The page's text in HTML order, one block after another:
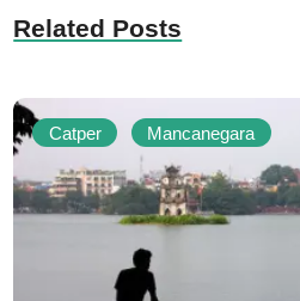
Related Posts
Catper Mancanegara